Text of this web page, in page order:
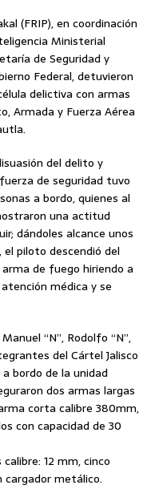
(FRIP), en coordinación
Ministerial
de Seguridad y
Federal, detuvieron
delictiva con armas
Armada y Fuerza Aérea
del delito y
de seguridad tuvo
a bordo, quienes al
una actitud
dándoles alcance unos
piloto descendió del
de fuego hiriendo a
médica y se
“N”, Rodolfo “N”,
del Cártel Jalisco
bordo de la unidad
dos armas largas
corta calibre 380mm,
con capacidad de 30
12 mm, cinco
metálico.